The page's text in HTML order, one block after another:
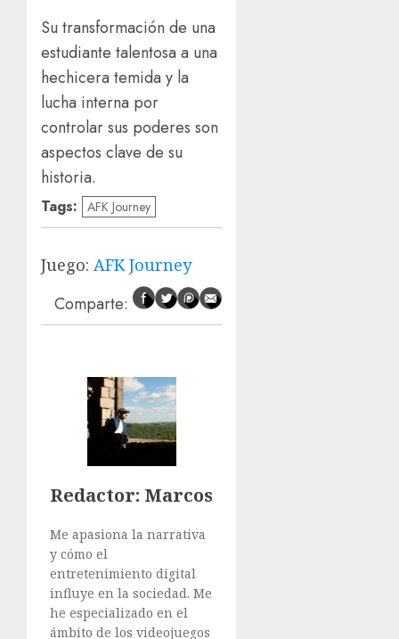
Su transformación de una
estudiante talentosa a una
hechicera temida y la
lucha interna por
controlar sus poderes son
aspectos clave de su
historia.
Tags: AFK Journey
Juego: AFK Journey
Comparte:
Redactor: Marcos
Me apasiona la narrativa
y cómo el
entretenimiento digital
influye en la sociedad. Me
he especializado en el
ámbito de los videojuegos